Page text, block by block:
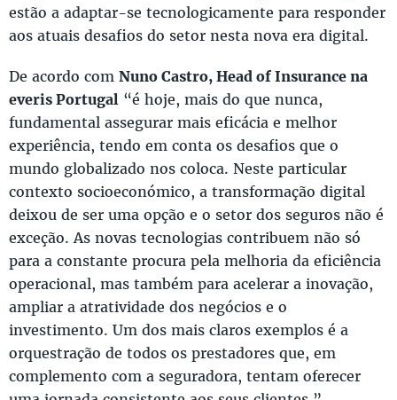
estão a adaptar-se tecnologicamente para responder
aos atuais desafios do setor nesta nova era digital.
De acordo com Nuno Castro, Head of Insurance na
everis Portugal “é hoje, mais do que nunca,
fundamental assegurar mais eficácia e melhor
experiência, tendo em conta os desafios que o
mundo globalizado nos coloca. Neste particular
contexto socioeconómico, a transformação digital
deixou de ser uma opção e o setor dos seguros não é
exceção. As novas tecnologias contribuem não só
para a constante procura pela melhoria da eficiência
operacional, mas também para acelerar a inovação,
ampliar a atratividade dos negócios e o
investimento. Um dos mais claros exemplos é a
orquestração de todos os prestadores que, em
complemento com a seguradora, tentam oferecer